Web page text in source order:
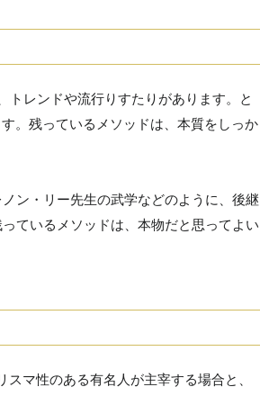
トレンドや流行りすたりがあります。と
。残っているメソッドは、本質をしっか
ン・リー先生の武学などのように、後継
ているメソッドは、本物だと思ってよい
マ性のある有名人が主宰する場合と、